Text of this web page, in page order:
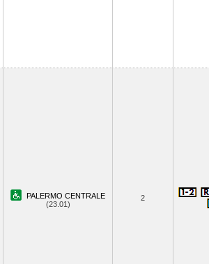
PALERMO CENTRALE
(23.01)
2